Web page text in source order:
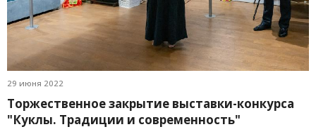
29 июня 2022
Торжественное закрытие выставки-конкурса
"Куклы. Традиции и современность"